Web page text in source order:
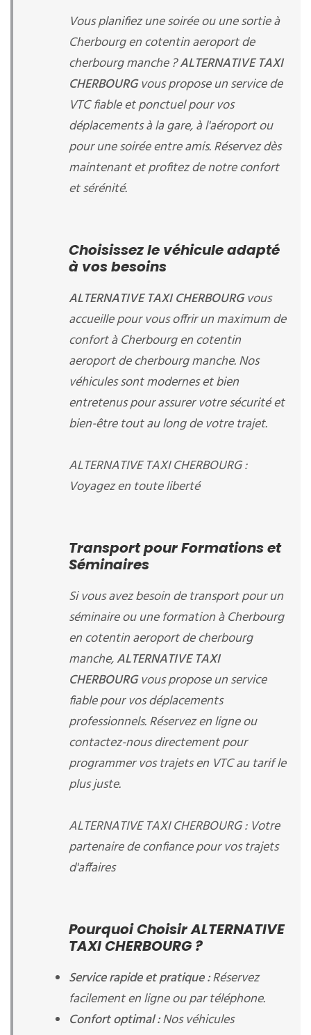
Vous planifiez une soirée ou une sortie à
Cherbourg en cotentin aeroport de
cherbourg manche ?ALTERNATIVE TAXI
CHERBOURGvous propose un service de
VTC fiable et ponctuel pour vos
déplacements à la gare, à l'aéroport ou
pour une soirée entre amis. Réservez dès
maintenant et profitez de notre confort
et sérénité.
Choisissez le véhicule adapté
à vos besoins
ALTERNATIVE TAXI CHERBOURGvous
accueillepour vous offrir un maximum de
confort à Cherbourg en cotentin
aeroport de cherbourg manche. Nos
véhicules sont modernes et bien
entretenus pour assurer votre sécurité et
bien-être tout au long de votre trajet.
ALTERNATIVE TAXI CHERBOURG :
Voyagez en toute liberté
Transport pour Formations et
Séminaires
Si vous avez besoin de transport pour un
séminaire ou une formation à Cherbourg
en cotentin aeroport de cherbourg
manche,ALTERNATIVE TAXI
CHERBOURGvous propose un service
fiable pour vos déplacements
professionnels. Réservez en ligne ou
contactez-nous directement pour
programmer vos trajets en VTC au tarif le
plus juste.
ALTERNATIVE TAXI CHERBOURG : Votre
partenaire de confiance pour vos trajets
d'affaires
Pourquoi Choisir ALTERNATIVE
TAXI CHERBOURG ?
Service rapide et pratique :Réservez
facilement en ligne ou par téléphone.
Confort optimal :Nos véhicules